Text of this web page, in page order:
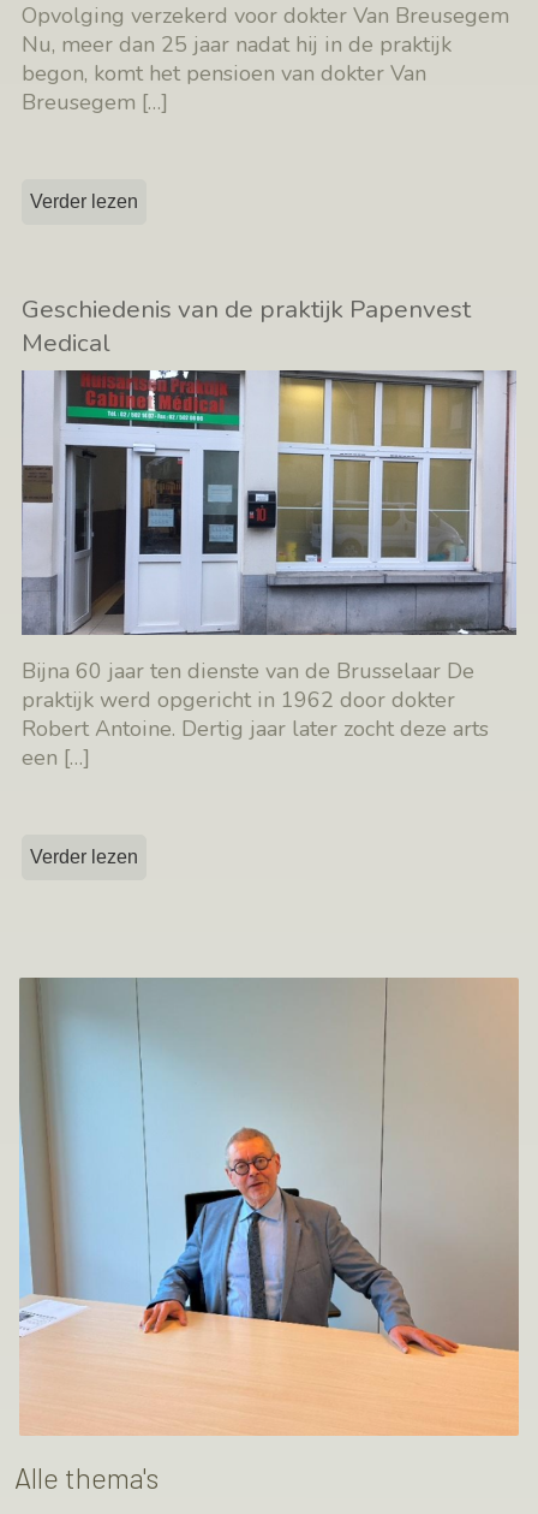
Opvolging verzekerd voor dokter Van Breusegem
Nu, meer dan 25 jaar nadat hij in de praktijk
begon, komt het pensioen van dokter Van
Breusegem […]
Verder lezen
Geschiedenis van de praktijk Papenvest
Medical
Bijna 60 jaar ten dienste van de Brusselaar De
praktijk werd opgericht in 1962 door dokter
Robert Antoine. Dertig jaar later zocht deze arts
een […]
Verder lezen
Alle thema's